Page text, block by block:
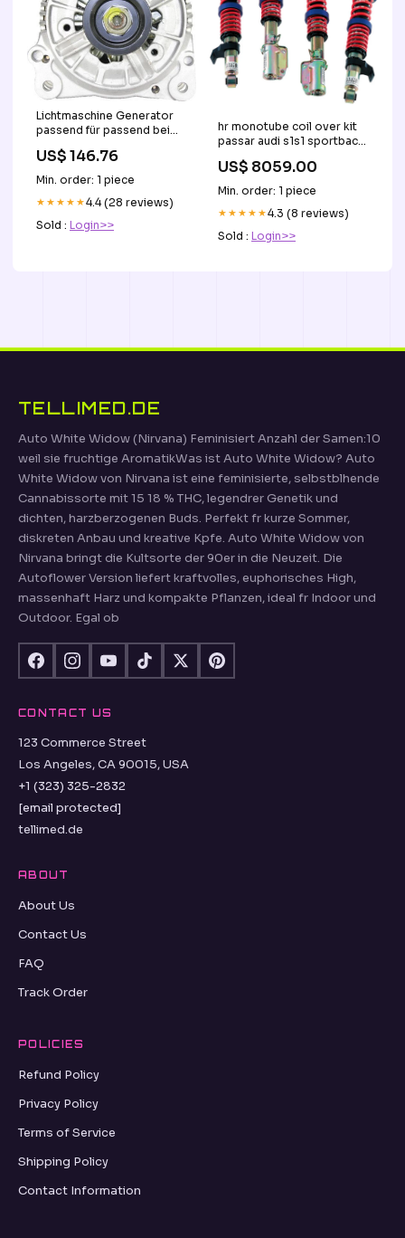
Lichtmaschine Generator
passend für passend bei
CA1241IR 14V120A AUDI
120A Referenznummer(n)
OE 9761219992
US$ 146.76
Min. order: 1 piece
★★★★★4.4 (28 reviews)
Sold : Login>>
hr monotube coil over kit
passar audi s1s1 sportback
fa3045ra4060mm
Titel:Default Title
US$ 8059.00
Min. order: 1 piece
★★★★★4.3 (8 reviews)
Sold : Login>>
TELLIMED.DE
Auto White Widow (Nirvana) Feminisiert Anzahl der Samen:10
weil sie fruchtige AromatikWas ist Auto White Widow? Auto
White Widow von Nirvana ist eine feminisierte, selbstblhende
Cannabissorte mit 15 18 % THC, legendrer Genetik und
dichten, harzberzogenen Buds. Perfekt fr kurze Sommer,
diskreten Anbau und kreative Kpfe. Auto White Widow von
Nirvana bringt die Kultsorte der 90er in die Neuzeit. Die
Autoflower Version liefert kraftvolles, euphorisches High,
massenhaft Harz und kompakte Pflanzen, ideal fr Indoor und
Outdoor. Egal ob
CONTACT US
123 Commerce Street
Los Angeles, CA 90015, USA
+1 (323) 325-2832
[email protected]
tellimed.de
ABOUT
About Us
Contact Us
FAQ
Track Order
POLICIES
Refund Policy
Privacy Policy
Terms of Service
Shipping Policy
Contact Information